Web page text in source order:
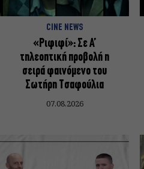
CINE NEWS
«Ριφιφί»: Σε Α’
τηλεοπτική προβολή η
σειρά φαινόμενο του
Σωτήρη Τσαφούλια
07.08.2026